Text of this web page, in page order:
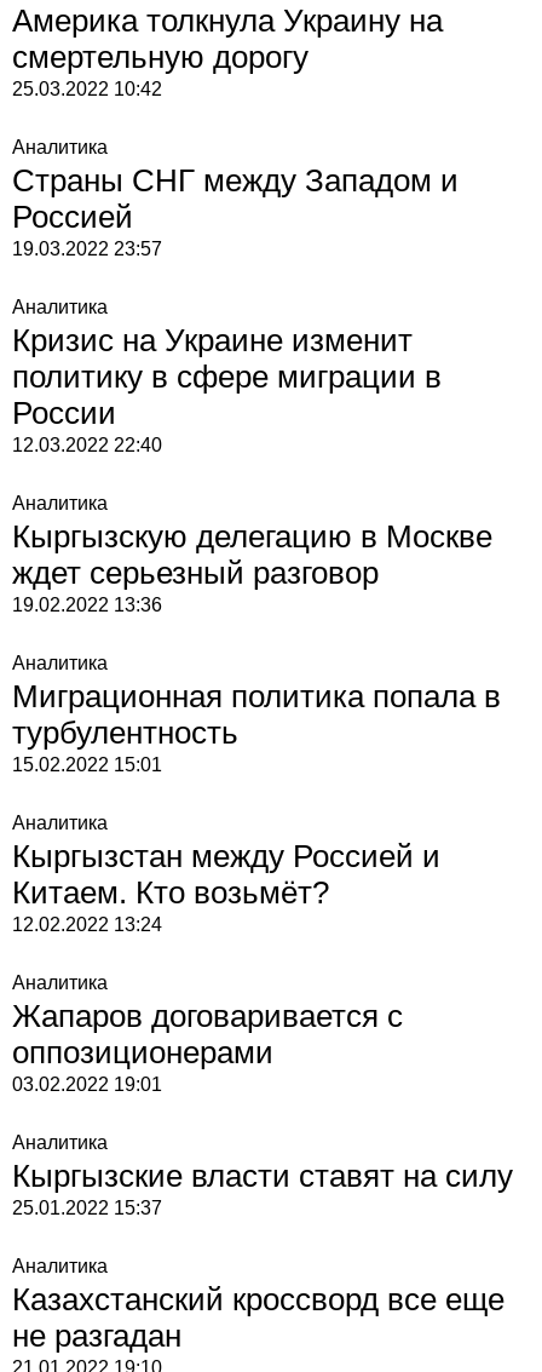
Америка толкнула Украину на
смертельную дорогу
25.03.2022 10:42
Аналитика
Страны СНГ между Западом и
Россией
19.03.2022 23:57
Аналитика
Кризис на Украине изменит
политику в сфере миграции в
России
12.03.2022 22:40
Аналитика
Кыргызскую делегацию в Москве
ждет серьезный разговор
19.02.2022 13:36
Аналитика
Миграционная политика попала в
турбулентность
15.02.2022 15:01
Аналитика
Кыргызстан между Россией и
Китаем. Кто возьмёт?
12.02.2022 13:24
Аналитика
Жапаров договаривается с
оппозиционерами
03.02.2022 19:01
Аналитика
Кыргызские власти ставят на силу
25.01.2022 15:37
Аналитика
Казахстанский кроссворд все еще
не разгадан
21.01.2022 19:10